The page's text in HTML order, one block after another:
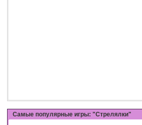
Самые популярные игры: "Стрелялки"